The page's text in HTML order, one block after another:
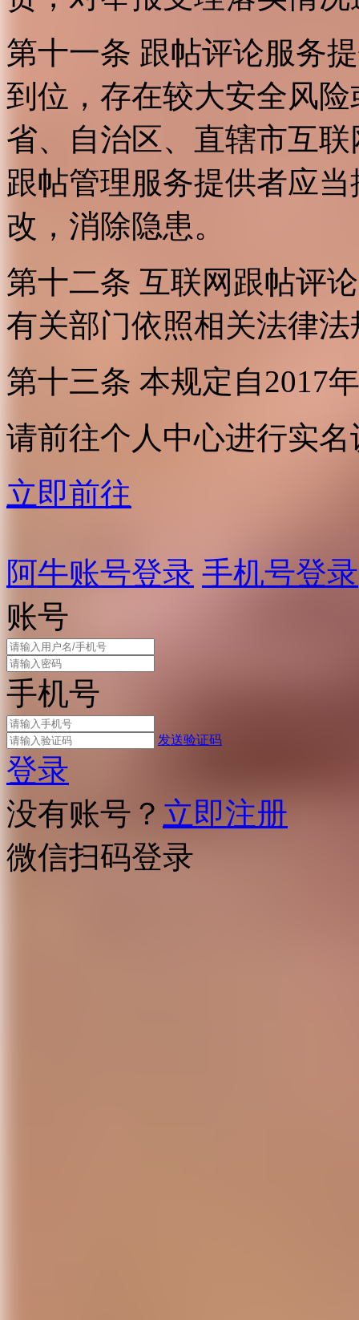
第十一条 跟帖评论服务
到位，存在较大安全风
省、自治区、直辖市互
跟帖管理服务提供者应
改，消除隐患。
第十二条 互联网跟帖评
有关部门依照相关法律
第十三条 本规定自2017
请前往个人中心进行实名
立即前往
阿牛账号登录 手机号登录
账号
手机号
发送验证码
登录
没有账号？ 立即注册
微信扫码登录